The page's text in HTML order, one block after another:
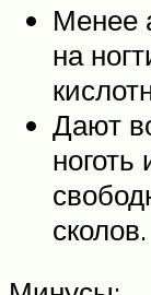
Менее
на
Дают
сколов.